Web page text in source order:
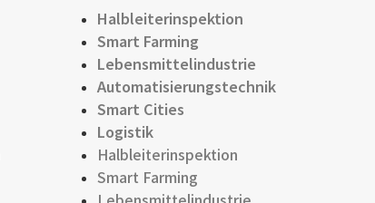
Halbleiterinspektion
Smart Farming
Lebensmittelindustrie
Automatisierungstechnik
Smart Cities
Logistik
Halbleiterinspektion
Smart Farming